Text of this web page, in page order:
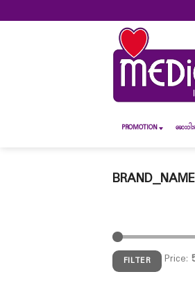
to
PROMOTION ဆေး၀ါး
BRAND_NAME
FILTER Price: